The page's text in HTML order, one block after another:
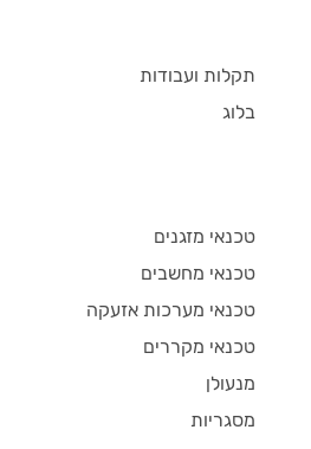
תקלות ועבודות
בלוג
טכנאי מזגנים
טכנאי מחשבים
טכנאי מערכות אזעקה
טכנאי מקררים
מנעולן
מסגריות